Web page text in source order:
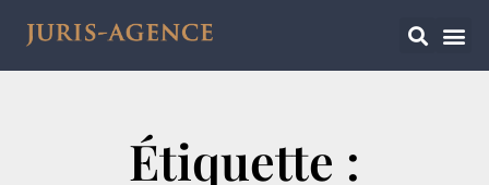
Étiquette :